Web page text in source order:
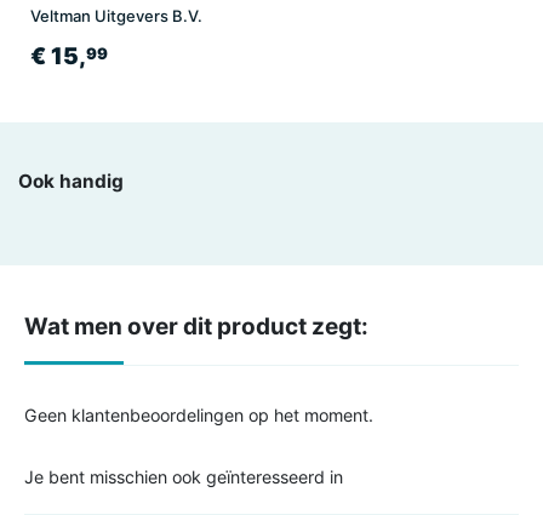
Veltman Uitgevers B.V.
€ 15,99
Ook handig
Wat men over dit product zegt:
Geen klantenbeoordelingen op het moment.
Je bent misschien ook geïnteresseerd in